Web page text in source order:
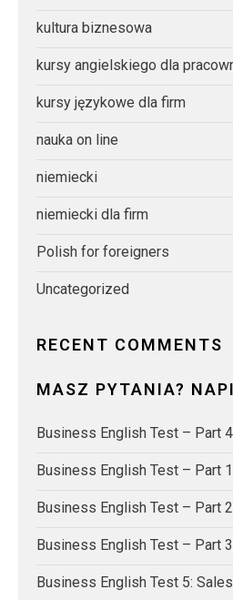
kultura biznesowa
kursy angielskiego dla
kursy językowe dla firm
nauka on line
niemiecki
niemiecki dla firm
Polish for foreigners
Uncategorized
RECENT COMMENTS
MASZ PYTANIA?
Business English Test – Part
Business English Test – Part
Business English Test – Part
Business English Test – Part
Business English Test 5: Sales